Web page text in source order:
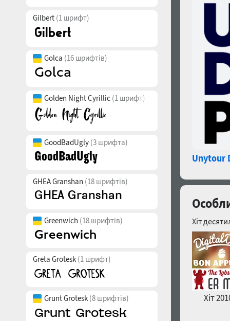
Gilbert (1 шрифт)
Golca (16 шрифтів)
Golden Night Cyrillic (1 шрифт)
GoodBadUgly (3 шрифта)
GHEA Granshan (18 шрифтів)
Greenwich (18 шрифтів)
Greta Grotesk (1 шрифт)
Grunt Grotesk (8 шрифтів)
Unytour
Хіт
Хіт